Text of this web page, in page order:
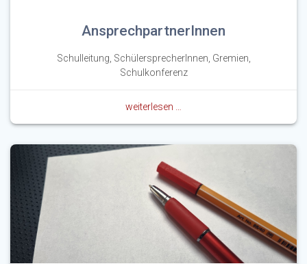
AnsprechpartnerInnen
Schulleitung, SchülersprecherInnen, Gremien,
Schulkonferenz
weiterlesen …